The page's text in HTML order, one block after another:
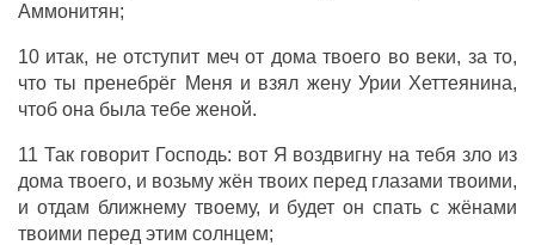
Аммонитян;
10 итак, не отступит меч от дома твоего во веки, за то,
что ты пренебрёг Меня и взял жену Урии Хеттеянина,
чтоб она была тебе женой.
11 Так говорит Господь: вот Я воздвигну на тебя зло из
дома твоего, и возьму жён твоих перед глазами твоими,
и отдам ближнему твоему, и будет он спать с жёнами
твоими перед этим солнцем;